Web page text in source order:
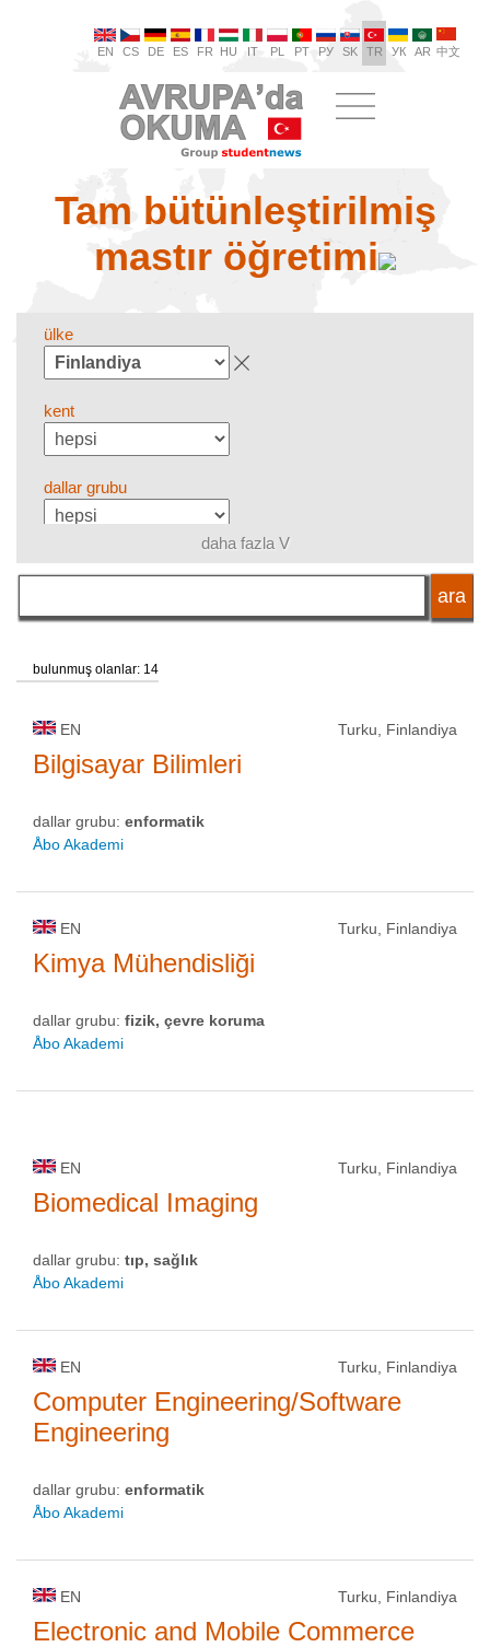
EN CS DE ES FR HU IT PL PT РУ SK TR УК AR 中文
Tam bütünleştirilmiş
mastır öğretimi
ülke
kent
dallar grubu
dil
daha fazla V
bulunmuş olanlar: 14
EN Turku, Finlandiya
Bilgisayar Bilimleri
dallar grubu: enformatik
Åbo Akademi
EN Turku, Finlandiya
Kimya Mühendisliği
dallar grubu: fizik, çevre koruma
Åbo Akademi
EN Turku, Finlandiya
Biomedical Imaging
dallar grubu: tıp, sağlık
Åbo Akademi
EN Turku, Finlandiya
Computer Engineering/Software
Engineering
dallar grubu: enformatik
Åbo Akademi
EN Turku, Finlandiya
Electronic and Mobile Commerce